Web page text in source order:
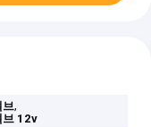
브,
브 12v